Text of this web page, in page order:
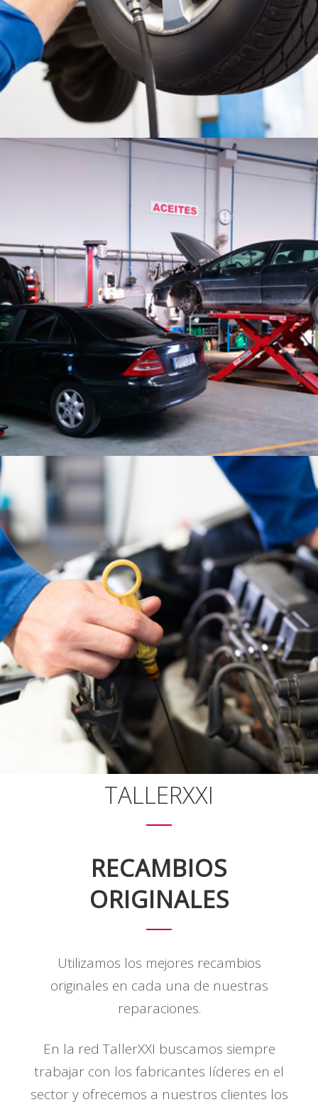
TALLERXXI
RECAMBIOS
ORIGINALES
Utilizamos los mejores recambios
originales en cada una de nuestras
reparaciones.
En la red TallerXXI buscamos siempre
trabajar con los fabricantes líderes en el
sector y ofrecemos a nuestros clientes los